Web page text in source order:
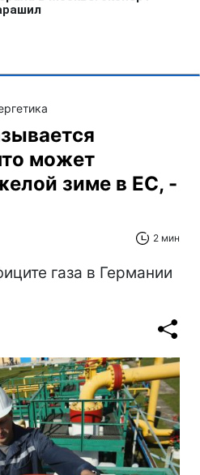
может
зиме в ЕС, -
2 мин
газа в Германии